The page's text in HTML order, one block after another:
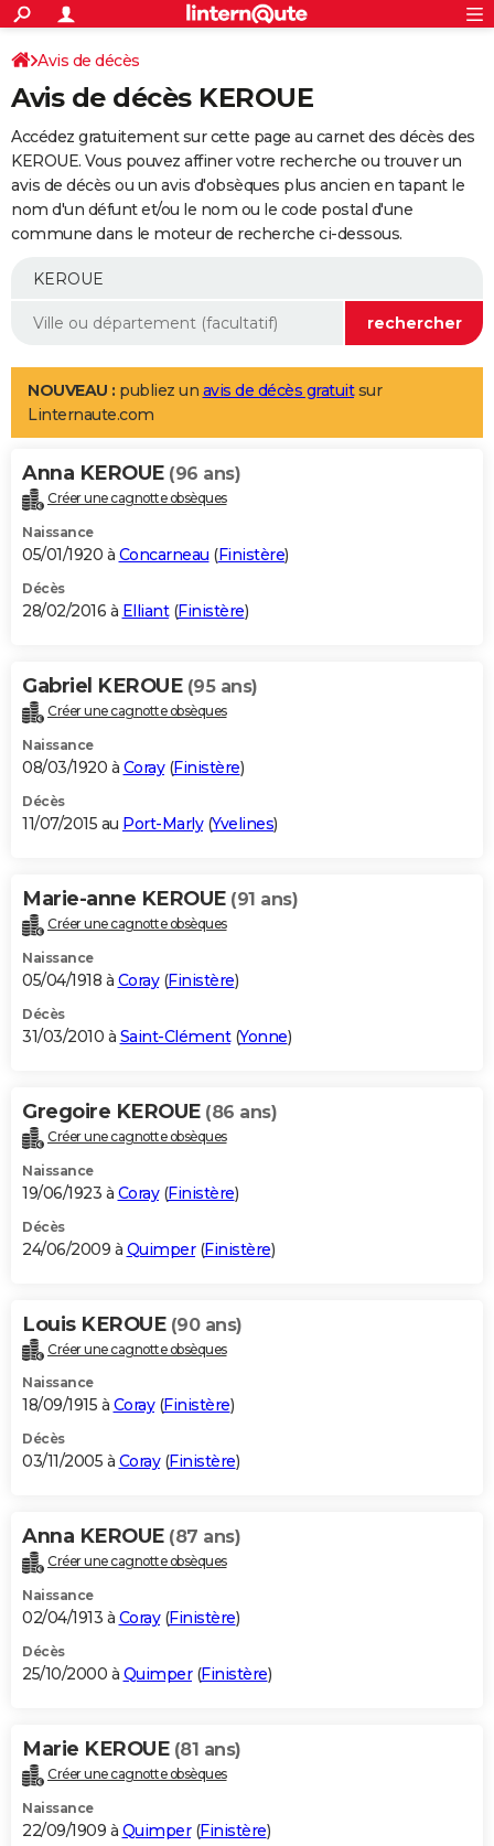
ACTUALITÉS
Politique
Société
Faits Divers
Education
Monde
Villes
+
SPORT
Coupe du monde 2026
Football
Tennis
Cyclisme
Rugby
Forum
Programme TV
TNT
Streaming
Cinéma
Sorties cinéma
Musique
+
FINANCE
Retraite
Epargne
Immobilier
Risques naturels par ville
Banque
Assurance
AUTO
Essais
Réserver un essai
Citadines
Berlines
SUV
Forum auto
+
Mobiles
Meilleur smartphone
Internet
Ordinateurs
Jeux vidéo
Guide high-tech
Aménagement intérieur
LIFESTYLE
Art de vivre
Bien-être
Loisirs
Mode
Modes de vie
Alimentation
Guide de la santé
Maladies
Médicaments
Sommeil
VOYAGE
Destinations
City break
Voyage nature
Voyage de noces
Forum
Climat
+PHOTO
GUIDES D'ACHAT
BONS PLANS
Carte de Noël
Carte Bonne année
Carte Saint-Valentin
Carte Pâques
Carte d'anniversaire
DICTIONNAIRE
Dictionnaire
Biographies
Citations
Expressions
Proverbes
PROGRAMME TV
S'inscrire
Se connecter
Lycées
Collèges
Primaires
Universités
Entreprises
Service militaire
Avis de recherche
AVIS DE DÉCÈS
Bricolage
Lifestyle
Culture
Sport
Auto
Television
Voyage
Cinema
Avis de décès
Avis de décès KEROUE
Accédez gratuitement sur cette page au carnet des décès des
KEROUE. Vous pouvez affiner votre recherche ou trouver un
avis de décès ou un avis d'obsèques plus ancien en tapant le
nom d'un défunt et/ou le nom ou le code postal d'une
commune dans le moteur de recherche ci-dessous.
NOUVEAU : publiez un avis de décès gratuitsur
Linternaute.com
Anna KEROUE (96 ans)
Créer une cagnotte obsèques
Naissance
05/01/1920 à Concarneau (Finistère)
Décès
28/02/2016 à Elliant(Finistère)
Gabriel KEROUE (95 ans)
Créer une cagnotte obsèques
Naissance
08/03/1920 à Coray(Finistère)
Décès
11/07/2015 au Port-Marly(Yvelines)
Marie-anne KEROUE (91 ans)
Créer une cagnotte obsèques
Naissance
05/04/1918 à Coray(Finistère)
Décès
31/03/2010 à Saint-Clément(Yonne)
Gregoire KEROUE (86 ans)
Créer une cagnotte obsèques
Naissance
19/06/1923 à Coray(Finistère)
Décès
24/06/2009 à Quimper(Finistère)
Louis KEROUE (90 ans)
Créer une cagnotte obsèques
Naissance
18/09/1915 à Coray(Finistère)
Décès
03/11/2005 à Coray(Finistère)
Anna KEROUE (87 ans)
Créer une cagnotte obsèques
Naissance
02/04/1913 à Coray(Finistère)
Décès
25/10/2000 à Quimper(Finistère)
Marie KEROUE (81 ans)
Créer une cagnotte obsèques
Naissance
22/09/1909 à Quimper(Finistère)